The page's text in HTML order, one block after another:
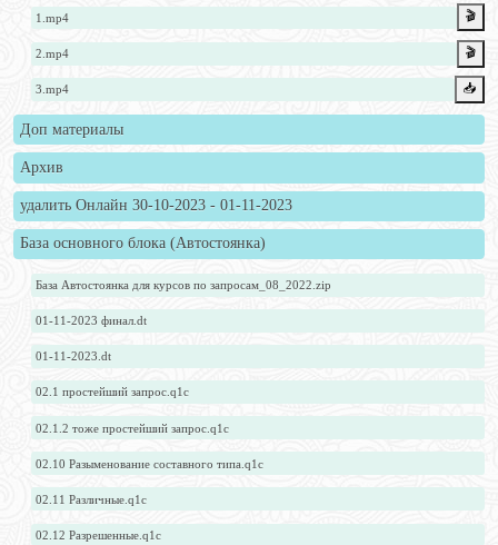
1.mp4 🎬
2.mp4 🎬
3.mp4 📥️
Доп материалы
Архив
удалить Онлайн 30-10-2023 - 01-11-2023
База основного блока (Автостоянка)
База Автостоянка для курсов по запросам_08_2022.zip
01-11-2023 финал.dt
01-11-2023.dt
02.1 простейший запрос.q1c
02.1.2 тоже простейший запрос.q1c
02.10 Разыменование составного типа.q1c
02.11 Различные.q1c
02.12 Разрешенные.q1c